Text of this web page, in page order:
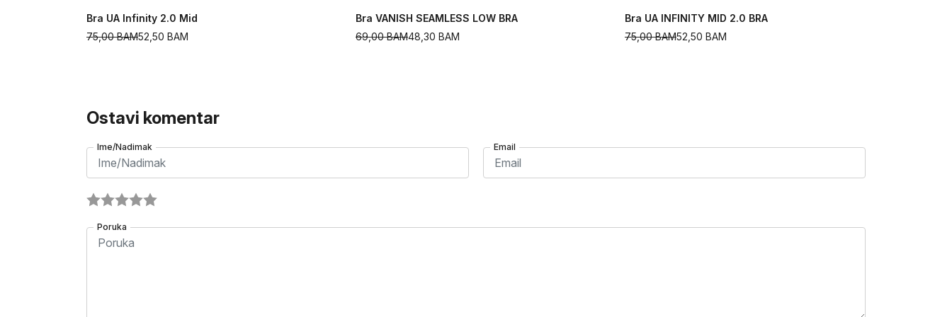
Bra UA Infinity 2.0 Mid
52,50 BAM
75,00BAM
Bra VANISH SEAMLESS LOW BRA
48,30 BAM
69,00BAM
Bra UA INFINITY MID 2.0 BRA
52,50 BAM
75,00BAM
Ostavi komentar
Ime/Nadimak Email
Poruka